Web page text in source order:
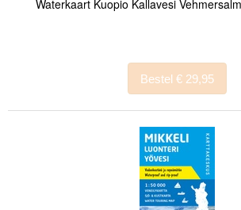
Waterkaart Kuopio Kallavesi
Bestel € 29,95